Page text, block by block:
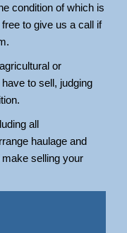
condition of which is
to give us a call if
or
to sell, judging
all
haulage and
selling your